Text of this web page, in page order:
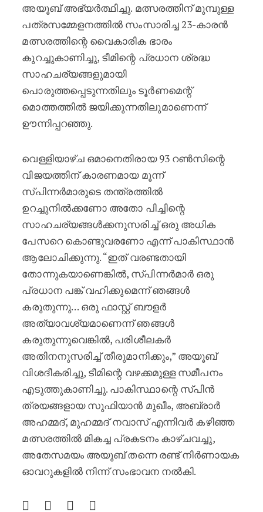
അയൂബ് അഭ്യർത്ഥിച്ചു. മത്സരത്തിന് മുമ്പുള്ള
പത്രസമ്മേളനത്തിൽ സംസാരിച്ച 23-കാരൻ
മത്സരത്തിന്റെ വൈകാരിക ഭാരം
കുറച്ചുകാണിച്ചു, ടീമിന്റെ പ്രധാന ശ്രദ്ധ
സാഹചര്യങ്ങളുമായി
പൊരുത്തപ്പെടുന്നതിലും ടൂർണമെന്റ്
മൊത്തത്തിൽ ജയിക്കുന്നതിലുമാണെന്ന്
ഊന്നിപ്പറഞ്ഞു.
വെള്ളിയാഴ്ച ഒമാനെതിരായ 93 റൺസിന്റെ
വിജയത്തിന് കാരണമായ മൂന്ന്
സ്പിന്നർമാരുടെ തന്ത്രത്തിൽ
ഉറച്ചുനിൽക്കണോ അതോ പിച്ചിന്റെ
സാഹചര്യങ്ങൾക്കനുസരിച്ച് ഒരു അധിക
പേസറെ കൊണ്ടുവരണോ എന്ന് പാകിസ്ഥാൻ
ആലോചിക്കുന്നു. “ഇത് വരണ്ടതായി
തോന്നുകയാണെങ്കിൽ, സ്പിന്നർമാർ ഒരു
പ്രധാന പങ്ക് വഹിക്കുമെന്ന് ഞങ്ങൾ
കരുതുന്നു… ഒരു ഫാസ്റ്റ് ബൗളർ
അത്യാവശ്യമാണെന്ന് ഞങ്ങൾ
കരുതുന്നുവെങ്കിൽ, പരിശീലകർ
അതിനനുസരിച്ച് തീരുമാനിക്കും,” അയൂബ്
വിശദീകരിച്ചു, ടീമിന്റെ വഴക്കമുള്ള സമീപനം
എടുത്തുകാണിച്ചു. പാകിസ്ഥാന്റെ സ്പിൻ
ത്രയങ്ങളായ സുഫിയാൻ മുഖീം, അബ്രാർ
അഹമ്മദ്, മുഹമ്മദ് നവാസ് എന്നിവർ കഴിഞ്ഞ
മത്സരത്തിൽ മികച്ച പ്രകടനം കാഴ്ചവച്ചു,
അതേസമയം അയൂബ് തന്നെ രണ്ട് നിർണായക
ഓവറുകളിൽ നിന്ന് സംഭാവന നൽകി.